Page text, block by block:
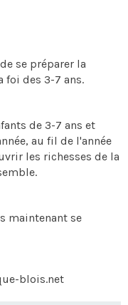
se préparer la
des 3-7 ans.
de 3-7 ans et
au fil de l'année
les richesses de la
maintenant se
blois.net